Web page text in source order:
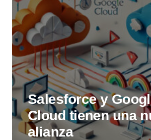
Salesforce y
Cloud tienen una
alianza